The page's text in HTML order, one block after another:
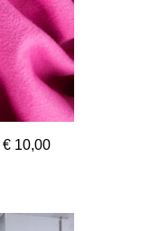
€ 10,00